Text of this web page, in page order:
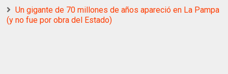
Un gigante de 70 millones de años apareció en La Pampa
(y no fue por obra del Estado)